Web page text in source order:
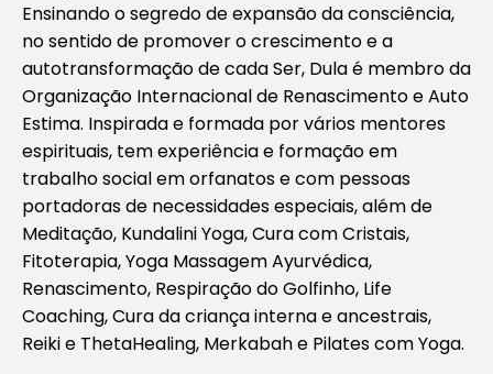
Ensinando o segredo de expansão da consciência,
no sentido de promover o crescimento e a
autotransformação de cada Ser, Dula é membro da
Organização Internacional de Renascimento e Auto
Estima. Inspirada e formada por vários mentores
espirituais, tem experiência e formação em
trabalho social em orfanatos e com pessoas
portadoras de necessidades especiais, além de
Meditação, Kundalini Yoga, Cura com Cristais,
Fitoterapia, Yoga Massagem Ayurvédica,
Renascimento, Respiração do Golfinho, Life
Coaching, Cura da criança interna e ancestrais,
Reiki e ThetaHealing, Merkabah e Pilates com Yoga.